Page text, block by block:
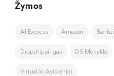
Žymos
AliExpress Amazon Bankai
Dropshippingas DS Mokykla
Virtualūs Asistentai